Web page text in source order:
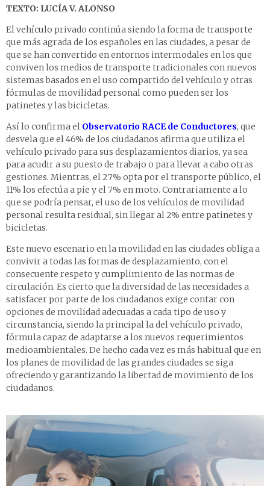
TEXTO: LUCÍA V. ALONSO
El vehículo privado continúa siendo la forma de transporte
que más agrada de los españoles en las ciudades, a pesar de
que se han convertido en entornos intermodales en los que
conviven los medios de transporte tradicionales con nuevos
sistemas basados en el uso compartido del vehículo y otras
fórmulas de movilidad personal como pueden ser los
patinetes y las bicicletas.
Así lo confirma el Observatorio RACE de Conductores, que
desvela que el 46% de los ciudadanos afirma que utiliza el
vehículo privado para sus desplazamientos diarios, ya sea
para acudir a su puesto de trabajo o para llevar a cabo otras
gestiones. Mientras, el 27% opta por el transporte público, el
11% los efectúa a pie y el 7% en moto. Contrariamente a lo
que se podría pensar, el uso de los vehículos de movilidad
personal resulta residual, sin llegar al 2% entre patinetes y
bicicletas.
Este nuevo escenario en la movilidad en las ciudades obliga a
convivir a todas las formas de desplazamiento, con el
consecuente respeto y cumplimiento de las normas de
circulación. Es cierto que la diversidad de las necesidades a
satisfacer por parte de los ciudadanos exige contar con
opciones de movilidad adecuadas a cada tipo de uso y
circunstancia, siendo la principal la del vehículo privado,
fórmula capaz de adaptarse a los nuevos requerimientos
medioambientales. De hecho cada vez es más habitual que en
los planes de movilidad de las grandes ciudades se siga
ofreciendo y garantizando la libertad de movimiento de los
ciudadanos.